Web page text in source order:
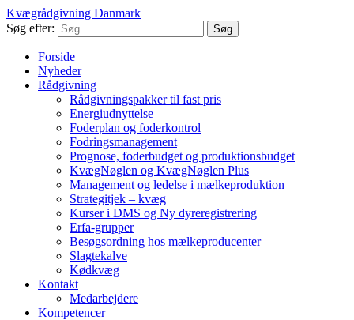
Kvægrådgivning Danmark
Søg efter:
Forside
Nyheder
Rådgivning
Rådgivningspakker til fast pris
Energiudnyttelse
Foderplan og foderkontrol
Fodringsmanagement
Prognose, foderbudget og produktionsbudget
KvægNøglen og KvægNøglen Plus
Management og ledelse i mælkeproduktion
Strategitjek – kvæg
Kurser i DMS og Ny dyreregistrering
Erfa-grupper
Besøgsordning hos mælkeproducenter
Slagtekalve
Kødkvæg
Kontakt
Medarbejdere
Kompetencer